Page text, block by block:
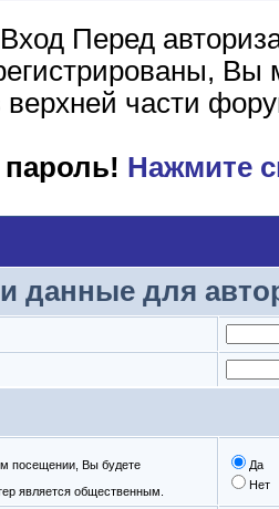
Перед
Вы
верхней части
Нажмите
данные для
посещении, Вы будете
является общественным.
Да
Нет